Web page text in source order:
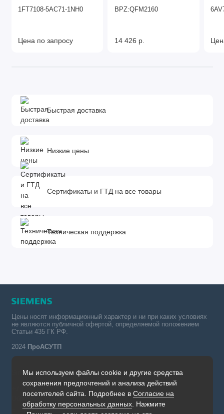
1FT7108-5AC71-1NH0
Цена по запросу
BPZ:QFM2160
14 426 р.
Быстрая доставка
Низкие цены
Сертификаты и ГТД на все товары
Техническая поддержка
Мы используем файлы cookie и другие средства
сохранения предпочтений и анализа действий
посетителей сайта. Подробнее в Согласие на
обработку персональных данных . Нажмите
Цены носят информационный характер и ни при каких условиях
не являются публичной офертой, определяемой положением
Статьи 435 ГК РФ.
2024 ПроАСУТП
Simatic в России тел.:
+7 (342) 273-82-09
Будни, с 09.00 до 19.00